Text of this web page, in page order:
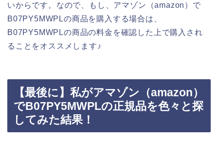
いからです。なので、もし、アマゾン（amazon）で
B07PY5MWPLの商品を購入する場合は、
B07PY5MWPLの商品の料金を確認した上で購入され
ることをオススメします♪
【最後に】私がアマゾン（amazon）
でB07PY5MWPLの正規品を色々と探
してみた結果！